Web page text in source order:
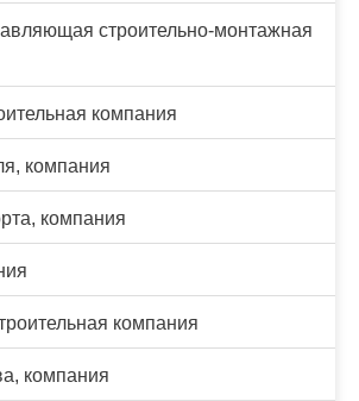
строительно-монтажная
компания
компания
компания
компания
компания